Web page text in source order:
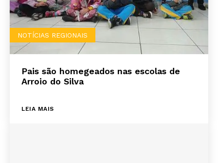
NOTÍCIAS REGIONAIS
Pais são homegeados nas escolas de
Arroio do Silva
LEIA MAIS